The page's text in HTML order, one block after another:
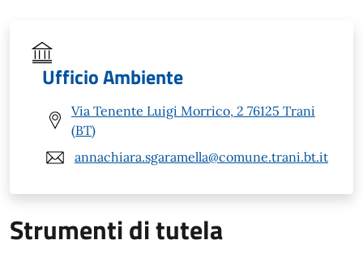
Ufficio Ambiente
Via Tenente Luigi Morrico, 2 76125 Trani
(BT)
annachiara.sgaramella@comune.trani.bt.it
Strumenti di tutela